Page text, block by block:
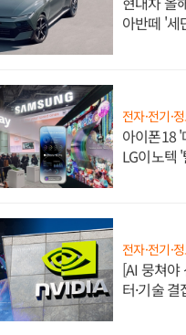
아반떼 '세
전자·전기·
아이폰18
LG이노텍
전자·전기·
[AI 뭉쳐야
터·기술